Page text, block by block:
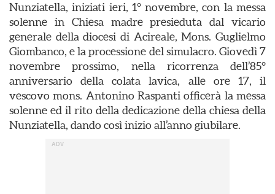
Nunziatella, iniziati ieri, 1° novembre, con la messa
solenne in Chiesa madre presieduta dal vicario
generale della diocesi di Acireale, Mons. Guglielmo
Giombanco, e la processione del simulacro. Giovedì 7
novembre prossimo, nella ricorrenza dell’85°
anniversario della colata lavica, alle ore 17, il
vescovo mons. Antonino Raspanti officerà la messa
solenne ed il rito della dedicazione della chiesa della
Nunziatella, dando così inizio all’anno giubilare.